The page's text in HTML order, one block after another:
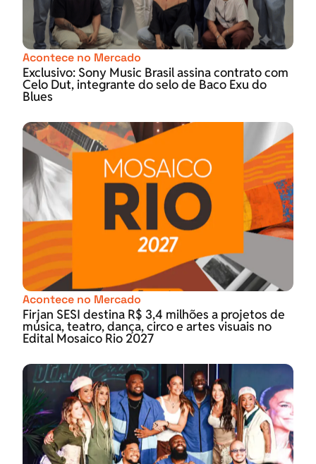
Acontece no Mercado
Exclusivo: Sony Music Brasil assina contrato com
Celo Dut, integrante do selo de Baco Exu do
Blues
Acontece no Mercado
Firjan SESI destina R$ 3,4 milhões a projetos de
música, teatro, dança, circo e artes visuais no
Edital Mosaico Rio 2027